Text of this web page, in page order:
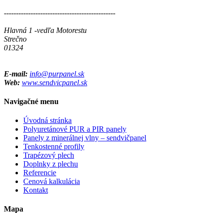
----------------------------------------------
Hlavná 1 -vedľa Motorestu
Strečno
01324
E-mail: info@purpanel.sk
Web: www.sendvicpanel.sk
Navigačné menu
Úvodná stránka
Polyuretánové PUR a PIR panely
Panely z minerálnej vlny – sendvičpanel
Tenkostenné profily
Trapézový plech
Doplnky z plechu
Referencie
Cenová kalkulácia
Kontakt
Mapa